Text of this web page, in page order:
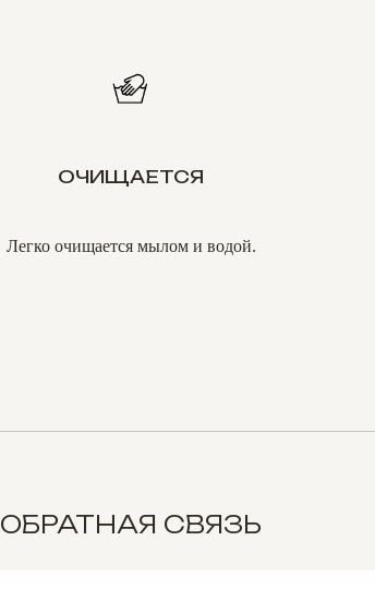
ОЧИЩАЕТСЯ
Легко очищается мылом и водой.
ОБРАТНАЯ СВЯЗЬ